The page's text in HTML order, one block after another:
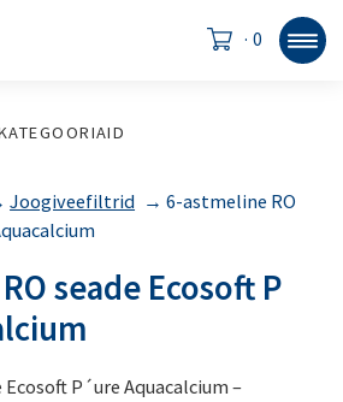
· 0
Joogiveefiltrid → 6-astmeline RO
seade Ecosoft P
P´ure Aquacalcium –